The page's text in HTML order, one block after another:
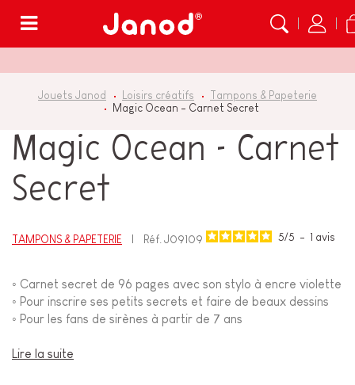
Jouets Janod Loisirs créatifs
Tampons & Papeterie
Magic Ocean - Carnet Secret
Magic Ocean - Carnet
Secret
TAMPONS & PAPETERIE Réf. J09109 5/5 - 1 avis
◦ Carnet secret de 96 pages avec son stylo à encre violette
◦ Pour inscrire ses petits secrets et faire de beaux dessins
◦ Pour les fans de sirènes à partir de 7 ans
Lire la suite